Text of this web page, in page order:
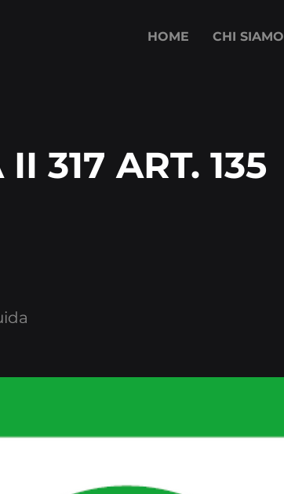
HOME CHI SIAMO
317 ART. 135